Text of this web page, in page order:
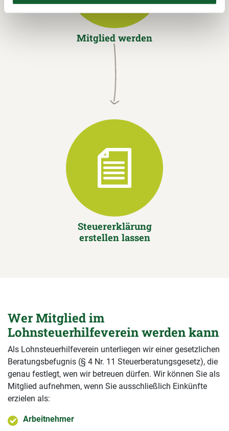
Mitglied werden
Steuererklärung
erstellen lassen
Wer Mitglied im
Lohnsteuerhilfeverein werden kann
Als Lohnsteuerhilfeverein unterliegen wir einer gesetzlichen
Beratungsbefugnis (§ 4 Nr. 11 Steuerberatungsgesetz), die
genau festlegt, wen wir betreuen dürfen. Wir können Sie als
Mitglied aufnehmen, wenn Sie ausschließlich Einkünfte
erzielen als:
Arbeitnehmer